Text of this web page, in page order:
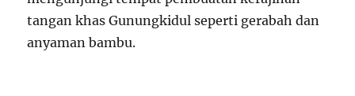
tangan khas Gunungkidul seperti gerabah dan
anyaman bambu.